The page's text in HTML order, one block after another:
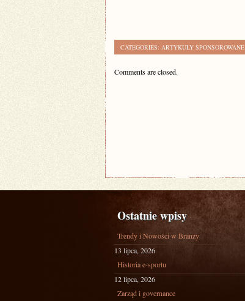
CATEGORIES: ARTYKUŁY SPONSOROWANE
Comments are closed.
Ostatnie wpisy
Trendy i Nowości w Branży
13 lipca, 2026
Historia e-sportu
12 lipca, 2026
Zarząd i governance